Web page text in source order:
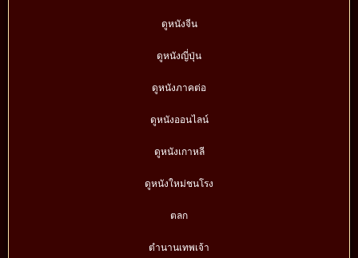
ดูหนังจีน
ดูหนังญี่ปุ่น
ดูหนังภาคต่อ
ดูหนังออนไลน์
ดูหนังเกาหลี
ดูหนังใหม่ชนโรง
ตลก
ตำนานเทพเจ้า